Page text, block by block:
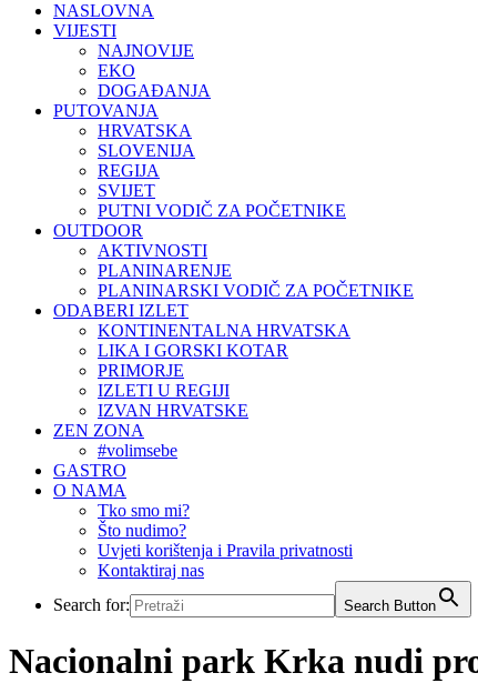
NASLOVNA
VIJESTI
NAJNOVIJE
EKO
DOGAĐANJA
PUTOVANJA
HRVATSKA
SLOVENIJA
REGIJA
SVIJET
PUTNI VODIČ ZA POČETNIKE
OUTDOOR
AKTIVNOSTI
PLANINARENJE
PLANINARSKI VODIČ ZA POČETNIKE
ODABERI IZLET
KONTINENTALNA HRVATSKA
LIKA I GORSKI KOTAR
PRIMORJE
IZLETI U REGIJI
IZVAN HRVATSKE
ZEN ZONA
#volimsebe
GASTRO
O NAMA
Tko smo mi?
Što nudimo?
Uvjeti korištenja i Pravila privatnosti
Kontaktiraj nas
Search for:
Search Button
Nacionalni park Krka nudi